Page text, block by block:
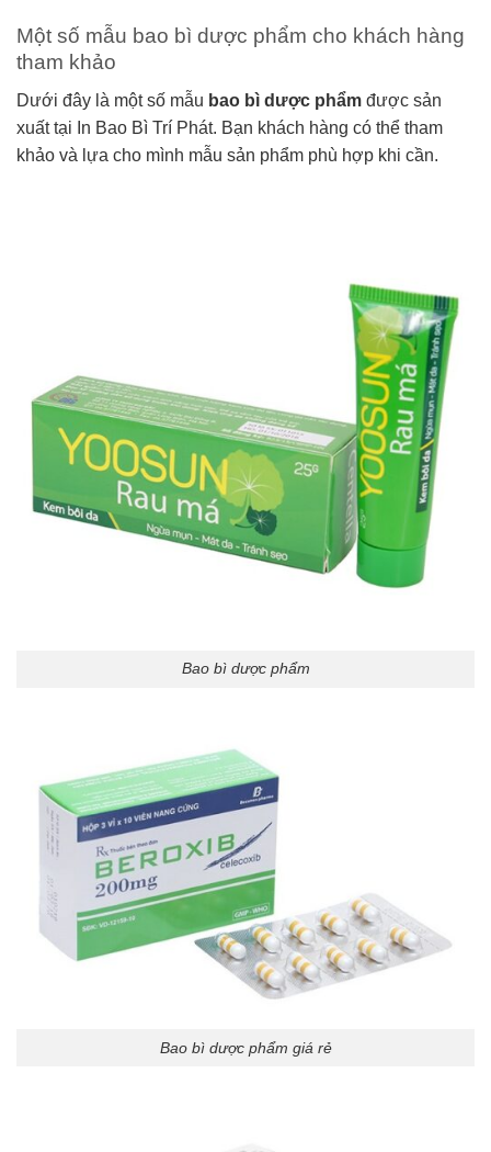
Một số mẫu bao bì dược phẩm cho khách hàng
tham khảo
Dưới đây là một số mẫu bao bì dược phẩm được sản
xuất tại In Bao Bì Trí Phát. Bạn khách hàng có thể tham
khảo và lựa cho mình mẫu sản phẩm phù hợp khi cần.
Bao bì dược phẩm
Bao bì dược phẩm giá rẻ